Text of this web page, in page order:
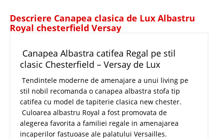
Descriere Canapea clasica de Lux Albastru
Royal chesterfield Versay
Canapea Albastra catifea Regal pe stil
clasic Chesterfield – Versay de Lux
Tendintele moderne de amenajare a unui living pe
stil nobil recomanda o canapea albastra stofa tip
catifea cu model de tapiterie clasica new chester.
Culoarea albastru Royal a fost promovata de
alegerea favorita a familiei regale in amenajarea
incaperilor fastuoase ale palatului Versailles.